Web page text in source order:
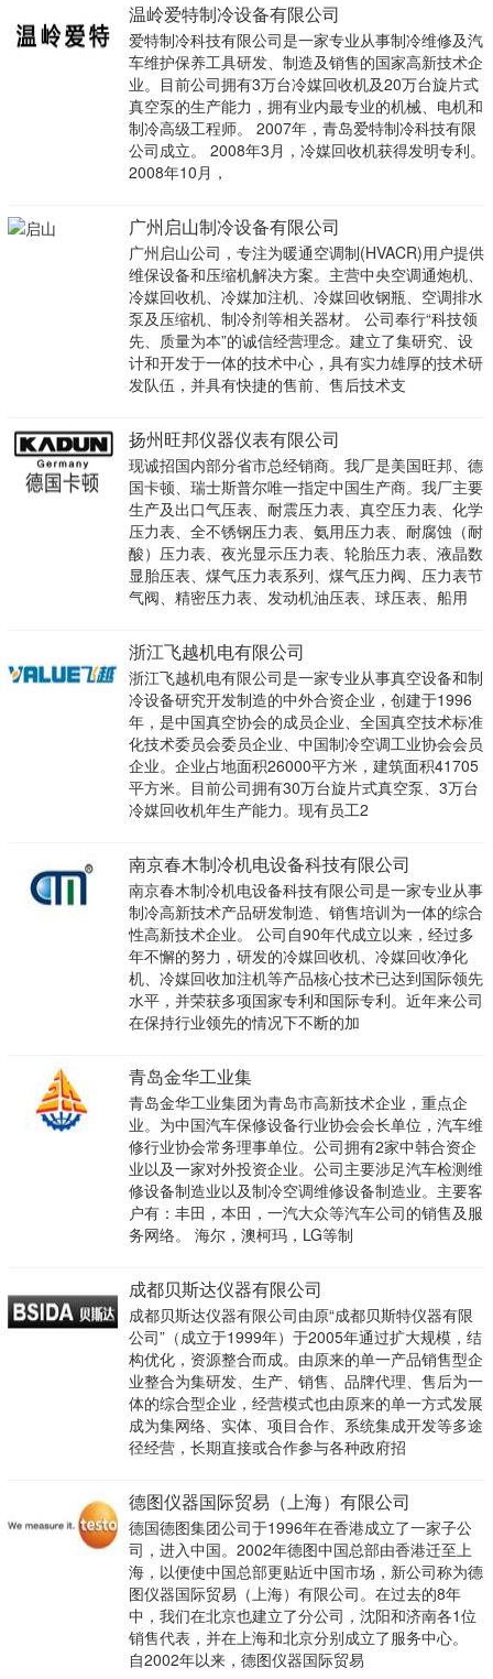
温岭爱特制冷设备有限公司
爱特制冷科技有限公司是一家专业从事制冷维修及汽
车维护保养工具研发、制造及销售的国家高新技术企
业。目前公司拥有3万台冷媒回收机及20万台旋片式
真空泵的生产能力，拥有业内最专业的机械、电机和
制冷高级工程师。 2007年，青岛爱特制冷科技有限
公司成立。 2008年3月，冷媒回收机获得发明专利。
2008年10月，
广州启山制冷设备有限公司
广州启山公司，专注为暖通空调制(HVACR)用户提供
维保设备和压缩机解决方案。主营中央空调通炮机、
冷媒回收机、冷媒加注机、冷媒回收钢瓶、空调排水
泵及压缩机、制冷剂等相关器材。 公司奉行“科技领
先、质量为本”的诚信经营理念。建立了集研究、设
计和开发于一体的技术中心，具有实力雄厚的技术研
发队伍，并具有快捷的售前、售后技术支
扬州旺邦仪器仪表有限公司
现诚招国内部分省市总经销商。我厂是美国旺邦、德
国卡顿、瑞士斯普尔唯一指定中国生产商。我厂主要
生产及出口气压表、耐震压力表、真空压力表、化学
压力表、全不锈钢压力表、氨用压力表、耐腐蚀（耐
酸）压力表、夜光显示压力表、轮胎压力表、液晶数
显胎压表、煤气压力表系列、煤气压力阀、压力表节
气阀、精密压力表、发动机油压表、球压表、船用
浙江飞越机电有限公司
浙江飞越机电有限公司是一家专业从事真空设备和制
冷设备研究开发制造的中外合资企业，创建于1996
年，是中国真空协会的成员企业、全国真空技术标准
化技术委员会委员企业、中国制冷空调工业协会会员
企业。企业占地面积26000平方米，建筑面积41705
平方米。目前公司拥有30万台旋片式真空泵、3万台
冷媒回收机年生产能力。现有员工2
南京春木制冷机电设备科技有限公司
南京春木制冷机电设备科技有限公司是一家专业从事
制冷高新技术产品研发制造、销售培训为一体的综合
性高新技术企业。 公司自90年代成立以来，经过多
年不懈的努力，研发的冷媒回收机、冷媒回收净化
机、冷媒回收加注机等产品核心技术已达到国际领先
水平，并荣获多项国家专利和国际专利。近年来公司
在保持行业领先的情况下不断的加
青岛金华工业集
青岛金华工业集团为青岛市高新技术企业，重点企
业。为中国汽车保修设备行业协会会长单位，汽车维
修行业协会常务理事单位。公司拥有2家中韩合资企
业以及一家对外投资企业。公司主要涉足汽车检测维
修设备制造业以及制冷空调维修设备制造业。主要客
户有：丰田，本田，一汽大众等汽车公司的销售及服
务网络。 海尔，澳柯玛，LG等制
成都贝斯达仪器有限公司
成都贝斯达仪器有限公司由原“成都贝斯特仪器有限
公司”（成立于1999年）于2005年通过扩大规模，结
构优化，资源整合而成。由原来的单一产品销售型企
业整合为集研发、生产、销售、品牌代理、售后为一
体的综合型企业，经营模式也由原来的单一方式发展
成为集网络、实体、项目合作、系统集成开发等多途
径经营，长期直接或合作参与各种政府招
德图仪器国际贸易（上海）有限公司
德国德图集团公司于1996年在香港成立了一家子公
司，进入中国。2002年德图中国总部由香港迁至上
海，以便使中国总部更贴近中国市场，新公司称为德
图仪器国际贸易（上海）有限公司。在过去的8年
中，我们在北京也建立了分公司，沈阳和济南各1位
销售代表，并在上海和北京分别成立了服务中心。
自2002年以来，德图仪器国际贸易